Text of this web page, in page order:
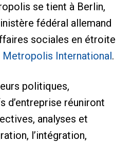
se tient à Berlin,
fédéral allemand
sociales en étroite
Metropolis International.
politiques,
d’entreprise réuniront
analyses et
l’intégration,